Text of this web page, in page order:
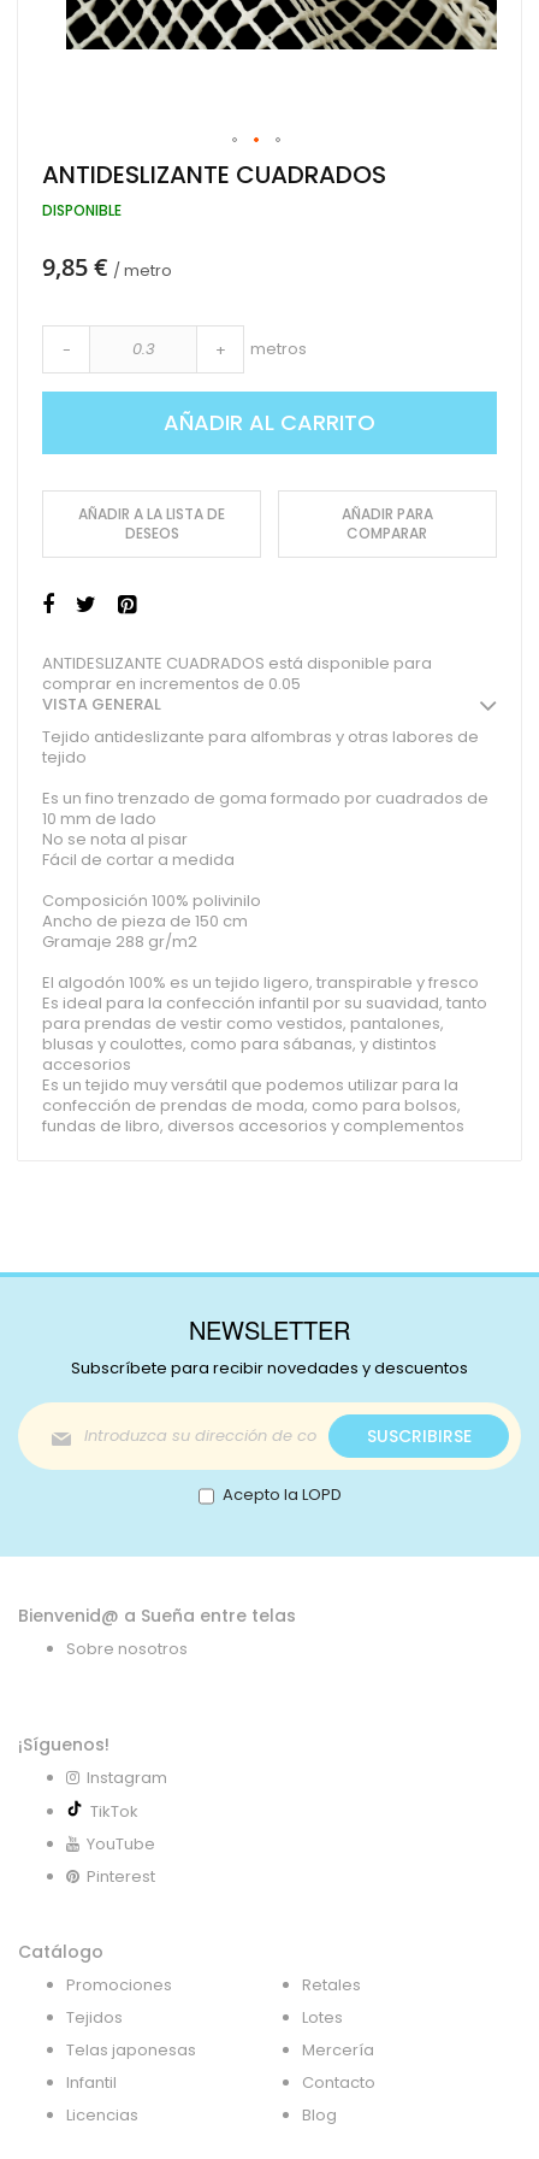
Saltar
al
comienzo
galería
ANTIDESLIZANTE CUADRADOS
DISPONIBLE
9,85 € / metro
- + metros
AÑADIR AL CARRITO
AÑADIR A LA LISTA DE
DESEOS
AÑADIR PARA
COMPARAR
ANTIDESLIZANTE CUADRADOS está disponible para
comprar en incrementos de 0.05
VISTA GENERAL
Tejido antideslizante para alfombras y otras labores de
tejido
Es un fino trenzado de goma formado por cuadrados de
10 mm de lado
No se nota al pisar
Fácil de cortar a medida
Composición 100% polivinilo
Ancho de pieza de 150 cm
Gramaje 288 gr/m2
El algodón 100% es un tejido ligero, transpirable y fresco
Es ideal para la confección infantil por su suavidad, tanto
para prendas de vestir como vestidos, pantalones,
blusas y coulottes, como para sábanas, y distintos
accesorios
Es un tejido muy versátil que podemos utilizar para la
confección de prendas de moda, como para bolsos,
fundas de libro, diversos accesorios y complementos
NEWSLETTER
Subscríbete para recibir novedades y descuentos
Inscríbase
a
nuestro
boletín
de
SUSCRIBIRSE
Acepto la LOPD
Bienvenid@ a Sueña entre telas
Sobre nosotros
¡Síguenos!
Instagram
TikTok
YouTube
Pinterest
Catálogo
Promociones
Tejidos
Telas japonesas
Infantil
Licencias
Retales
Lotes
Mercería
Contacto
Blog